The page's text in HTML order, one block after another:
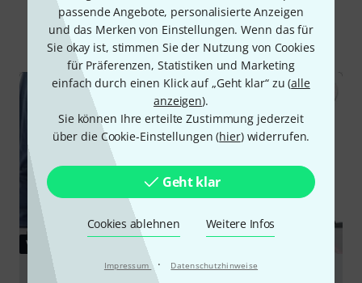
passende Angebote, personalisierte Anzeigen
und das Merken von Einstellungen. Wenn das für
Sie okay ist, stimmen Sie der Nutzung von Cookies
für Präferenzen, Statistiken und Marketing
einfach durch einen Klick auf „Geht klar“ zu (alle
anzeigen).
Sie können Ihre erteilte Zustimmung jederzeit
über die Cookie-Einstellungen (hier) widerrufen.
Geht klar
Cookies ablehnen Weitere Infos
Impressum · Datenschutzhinweise
Alle Videos Ratgeber Testberichte
VIDEO
Meinl MPM4 - Percussion Mallet